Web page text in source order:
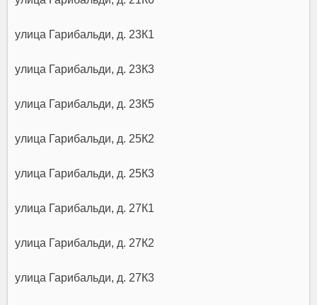
улица Гарибальди, д. 23К1
улица Гарибальди, д. 23К3
улица Гарибальди, д. 23К5
улица Гарибальди, д. 25К2
улица Гарибальди, д. 25К3
улица Гарибальди, д. 27К1
улица Гарибальди, д. 27К2
улица Гарибальди, д. 27К3